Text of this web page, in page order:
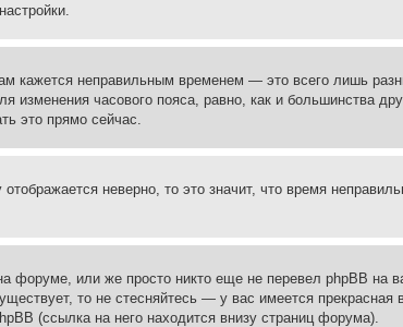
кажется неправильным временем — это всего лишь
изменения часового пояса, равно, как и большинства
это прямо сейчас.
неверно, то это значит, что время
форуме, или же просто никто еще не перевел phpBB на
то не стесняйтесь — у вас имеется прекрасная
(ссылка на него находится внизу страниц форума).